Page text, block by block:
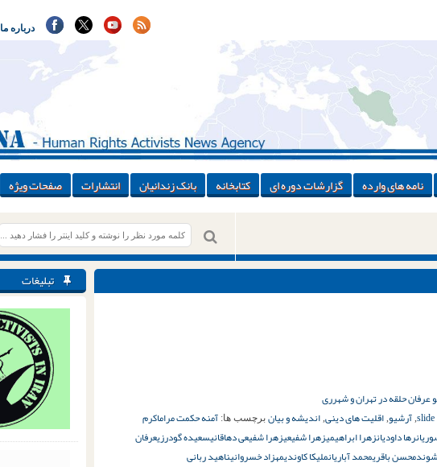
درباره ما
نامه های وارده گزارشات دوره ای کتابخانه بانک زندانیان انتشارات صفحات ویژه
تبلیغات
slide
, آرشیو, اقلیت های دینی, اندیشه و بیان برچسب ها: آمنه حکمت مراماکرم
رها داودیانزهرا ابراهیمیزهرا شفیعیزهرا شفیعی دهاقانیسعیده گودرزیعرفان
محسن باقریمحمد آباریانملیکا کاوندیمهزاد خسروانیناهید ربانی